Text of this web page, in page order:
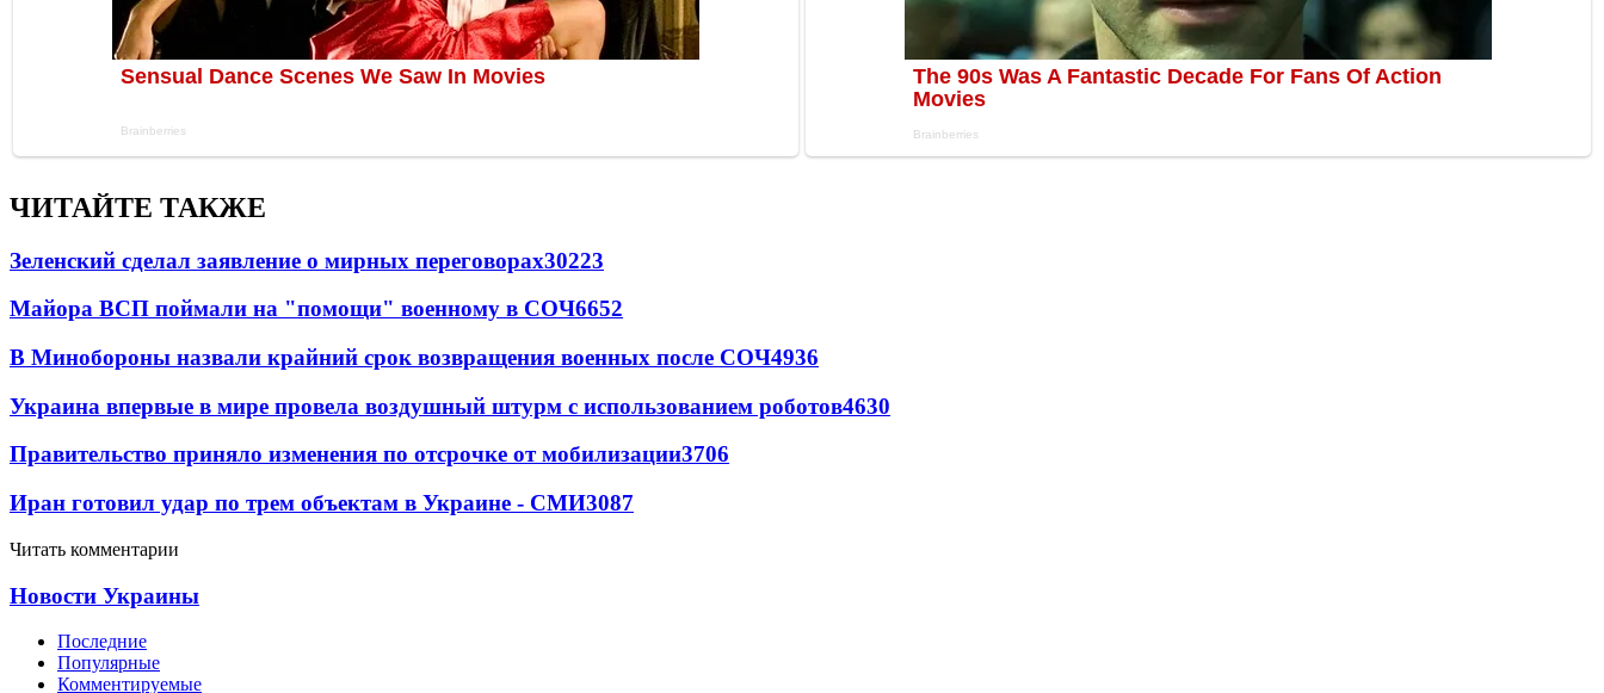
ЧИТАЙТЕ ТАКЖЕ
Зеленский сделал заявление о мирных переговорах30223
Майора ВСП поймали на "помощи" военному в СОЧ6652
В Минобороны назвали крайний срок возвращения военных после СОЧ4936
Украина впервые в мире провела воздушный штурм с использованием роботов4630
Правительство приняло изменения по отсрочке от мобилизации3706
Иран готовил удар по трем объектам в Украине - СМИ3087
Читать комментарии
Новости Украины
Последние
Популярные
Комментируемые